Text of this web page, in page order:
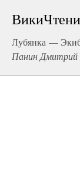
Лубянка —
Панин Дмитрий